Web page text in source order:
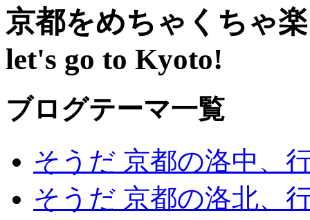
京都をめちゃくちゃ
let's go to Kyoto!
ブログテーマ一覧
そうだ 京都の洛中、
そうだ 京都の洛北、